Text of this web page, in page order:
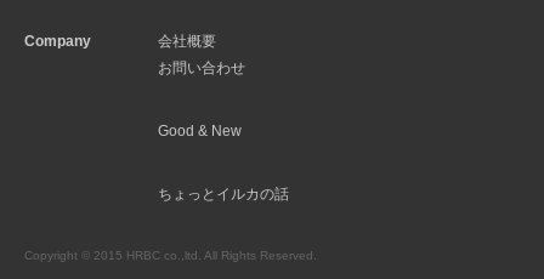
Company
会社概要
お問い合わせ
Good & New
ちょっとイルカの話
Copyright © 2015 HRBC co.,ltd. All Rights Reserved.